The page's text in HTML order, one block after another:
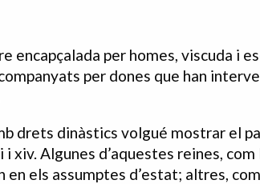
encapçalada per homes, viscuda i
per dones que han
drets dinàstics volgué mostrar el
Algunes d’aquestes reines, com
els assumptes d’estat; altres,